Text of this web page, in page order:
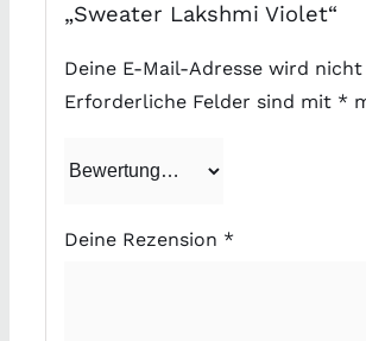
„Sweater Lakshmi Violet“
Deine E-Mail-Adresse wird
Erforderliche Felder sind mit *
Deine Rezension *